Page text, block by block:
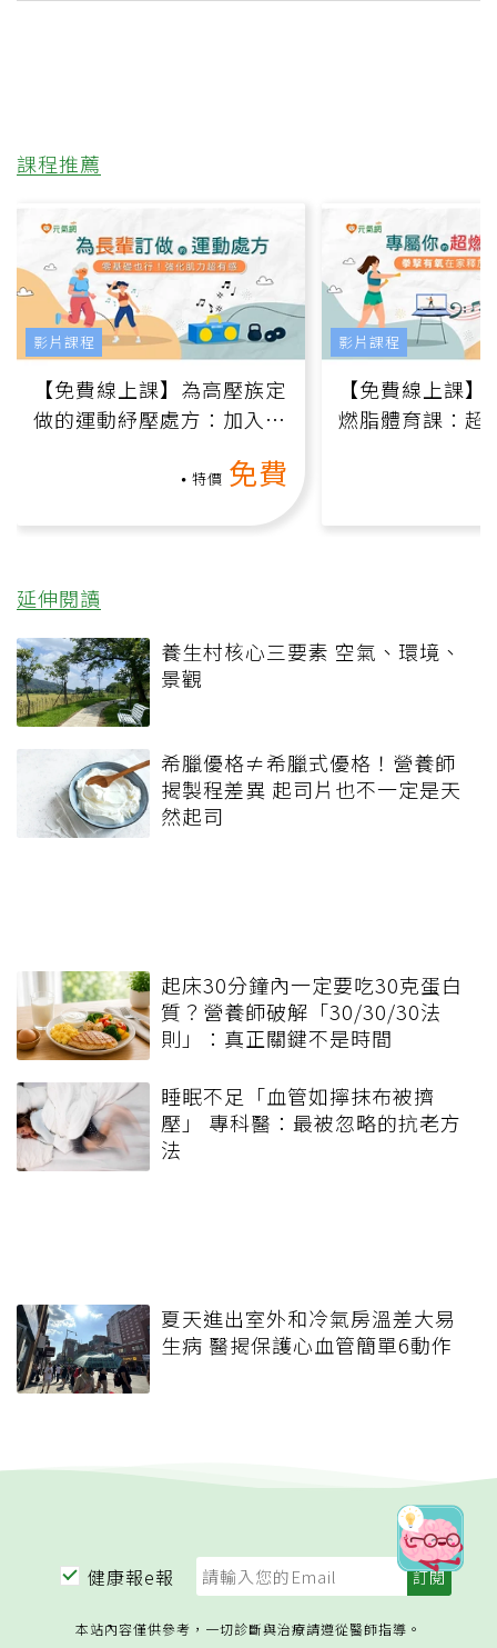
課程推薦
【免費線上課】為高壓族定
做的運動紓壓處方：加入行
特價 免費
影片課程
【免費線上課
燃脂體育課：超
影片課程
延伸閱讀
養生村核心三要素 空氣、環境、
景觀
希臘優格≠希臘式優格！營養師
揭製程差異 起司片也不一定是天
然起司
起床30分鐘內一定要吃30克蛋白
質？營養師破解「30/30/30法
則」：真正關鍵不是時間
睡眠不足「血管如擰抹布被擠
壓」 專科醫：最被忽略的抗老方
法
夏天進出室外和冷氣房溫差大易
生病 醫揭保護心血管簡單6動作
健康報e報
本站內容僅供參考，一切診斷與治療請遵從醫師指導。